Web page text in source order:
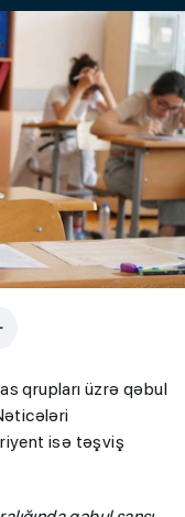
qrupları üzrə qəbul
isə təşviş